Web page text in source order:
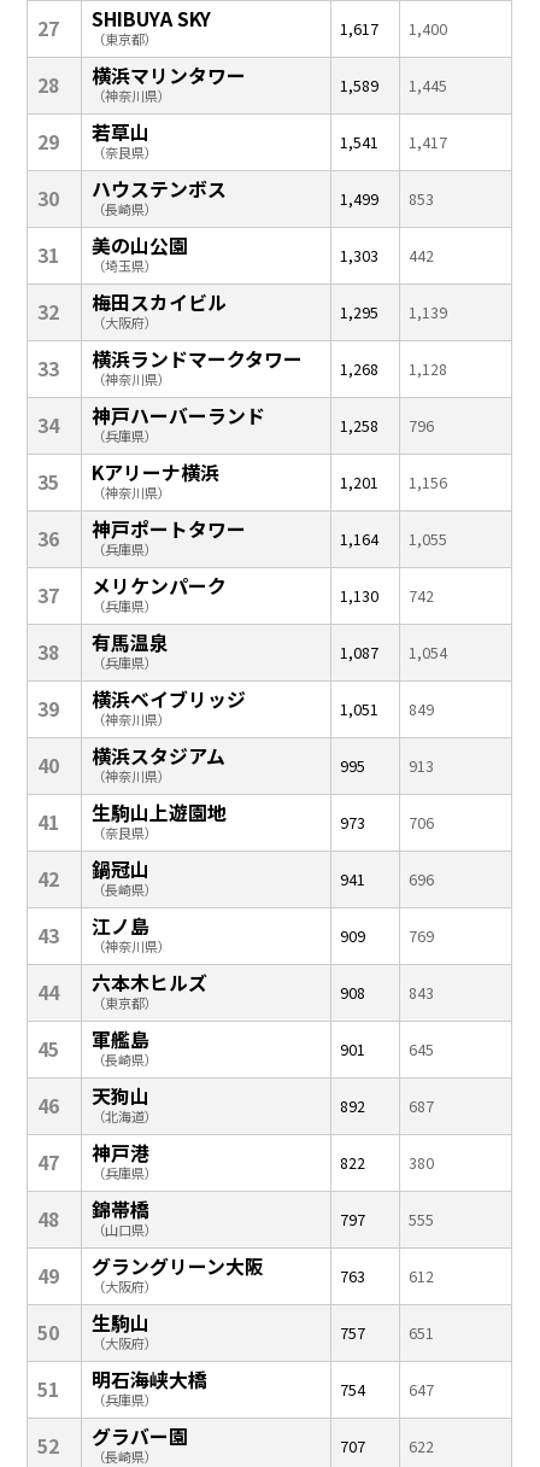
27 SHIBUYA SKY
（東京都） 1,617 1,400
28 横浜マリンタワー
（神奈川県） 1,589 1,445
29 若草山
（奈良県） 1,541 1,417
30 ハウステンボス
（長崎県） 1,499 853
31 美の山公園
（埼玉県） 1,303 442
32 梅田スカイビル
（大阪府） 1,295 1,139
33 横浜ランドマークタワー
（神奈川県） 1,268 1,128
34 神戸ハーバーランド
（兵庫県） 1,258 796
35 Kアリーナ横浜
（神奈川県） 1,201 1,156
36 神戸ポートタワー
（兵庫県） 1,164 1,055
37 メリケンパーク
（兵庫県） 1,130 742
38 有馬温泉
（兵庫県） 1,087 1,054
39 横浜ベイブリッジ
（神奈川県） 1,051 849
40 横浜スタジアム
（神奈川県） 995 913
41 生駒山上遊園地
（奈良県） 973 706
42 鍋冠山
（長崎県） 941 696
43 江ノ島
（神奈川県） 909 769
44 六本木ヒルズ
（東京都） 908 843
45 軍艦島
（長崎県） 901 645
46 天狗山
（北海道） 892 687
47 神戸港
（兵庫県） 822 380
48 錦帯橋
（山口県） 797 555
49 グラングリーン大阪
（大阪府） 763 612
50 生駒山
（大阪府） 757 651
51 明石海峡大橋
（兵庫県） 754 647
52 グラバー園
（長崎県） 707 622